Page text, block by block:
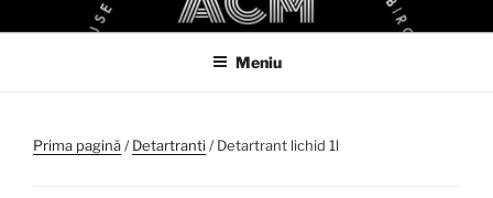
la
ACM
ACM VIRTUAL SHOP
Meniu
Prima pagină/Detartranti / Detartrant lichid 1l